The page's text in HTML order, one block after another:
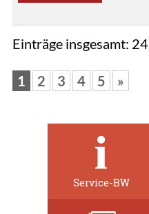
Einträge insgesamt: 24
1 2 3 4 5 »
Service-BW